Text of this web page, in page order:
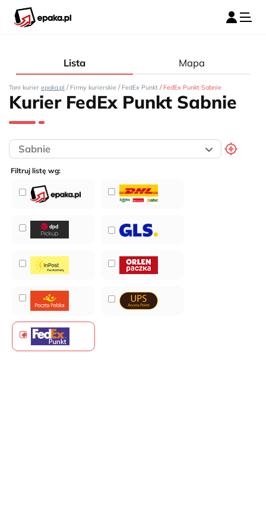
Lista Mapa
Tani kurier epaka.pl / Firmy kurierskie / FedEx Punkt / FedEx Punkt Sabnie
Kurier FedEx Punkt Sabnie
Filtruj listę wg: